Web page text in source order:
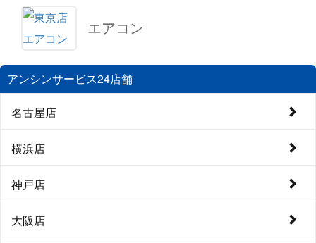
エアコン
アンシンサービス24店舗
名古屋店
横浜店
神戸店
大阪店